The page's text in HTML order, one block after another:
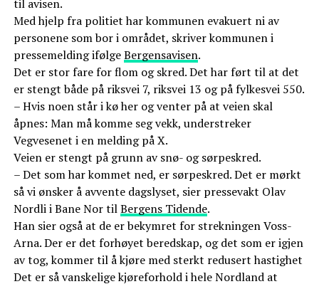
til avisen.
Med hjelp fra politiet har kommunen evakuert ni av
personene som bor i området, skriver kommunen i
pressemelding ifølgeBergensavisen.
Det er stor fare for flom og skred. Det har ført til at det
er stengt både på riksvei 7, riksvei 13 og på fylkesvei 550.
– Hvis noen står i kø her og venter på at veien skal
åpnes: Man må komme seg vekk, understreker
Vegvesenet i en melding på X.
Veien er stengt på grunn av snø- og sørpeskred.
– Det som har kommet ned, er sørpeskred. Det er mørkt
så vi ønsker å avvente dagslyset, sier pressevakt Olav
Nordli i Bane Nor tilBergens Tidende.
Han sier også at de er bekymret for strekningen Voss-
Arna. Der er det forhøyet beredskap, og det som er igjen
av tog, kommer til å kjøre med sterkt redusert hastighet
Det er så vanskelige kjøreforhold i hele Nordland at